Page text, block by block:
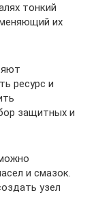
тонкий
их
ресурс и
защитных и
и смазок.
узел